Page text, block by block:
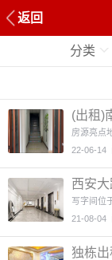
返回
分类
(出租)
租3图
房源亮点
22-06-14
西安
器写
写字间位
21-08-04
独栋